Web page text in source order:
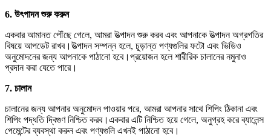
6. উৎপাদন শুরু করুন
একবার আমানত পৌঁছে গেলে, আমরা উত্পাদন শুরু করব এবং আপনাকে উত্পাদন অগ্রগতির
বিষয়ে আপডেট রাখব।উত্পাদন সম্পন্ন হলে, চূড়ান্ত পণ্যগুলির ফটো এবং ভিডিও
অনুমোদনের জন্য আপনাকে পাঠানো হবে।প্রয়োজন হলে শারীরিক চালানের নমুনাও
প্রদান করা যেতে পারে।
7. চালান
চালানের জন্য আপনার অনুমোদন পাওয়ার পরে, আমরা আপনার সাথে শিপিং ঠিকানা এবং
শিপিং পদ্ধতি দ্বিগুণ নিশ্চিত করব।একবার এটি নিশ্চিত হয়ে গেলে, অনুগ্রহ করে ব্যালেন্স
পেমেন্টের ব্যবস্থা করুন এবং পণ্যগুলি এখনই পাঠানো হবে।